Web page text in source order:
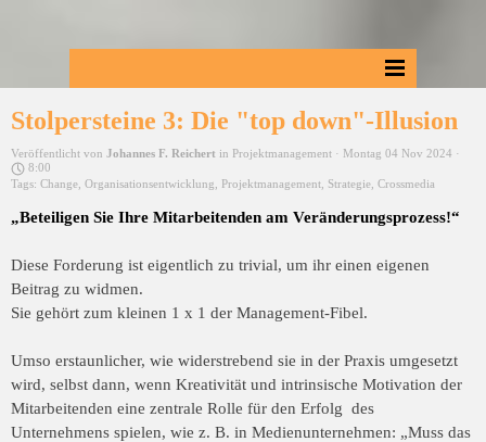
Stolpersteine 3: Die "top down"-Illusion
Veröffentlicht von Johannes F. Reichert in Projektmanagement · Montag 04 Nov 2024 ·
8:00
Tags: Change Organisationsentwicklung Projektmanagement Strategie Crossmedia
„Beteiligen Sie Ihre Mitarbeitenden am Veränderungsprozess!“
Diese Forderung ist eigentlich zu trivial, um ihr einen eigenen
Beitrag zu widmen.
Sie gehört zum kleinen 1 x 1 der Management-Fibel.
Umso erstaunlicher, wie widerstrebend sie in der Praxis umgesetzt
wird, selbst dann, wenn Kreativität und intrinsische Motivation der
Mitarbeitenden eine zentrale Rolle für den Erfolg des
Unternehmens spielen, wie z. B. in Medienunternehmen: „Muss das